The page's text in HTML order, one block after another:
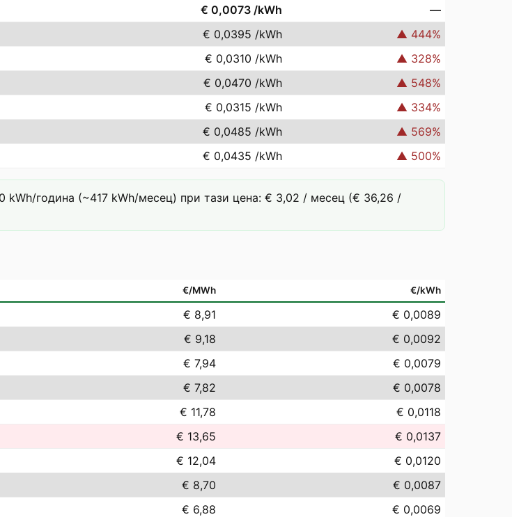
€ 0,0073 /kWh
—
€ 0,0395 /kWh ▲ 444%
€ 0,0310 /kWh ▲ 328%
€ 0,0470 /kWh ▲ 548%
€ 0,0315 /kWh ▲ 334%
€ 0,0485 /kWh ▲ 569%
€ 0,0435 /kWh ▲ 500%
kWh/година (~417 kWh/месец) при тази цена: € 3,02 / месец (€ 36,26 /
€/MWh €/kWh
€ 8,91
€ 0,0089
€ 9,18
€ 0,0092
€ 7,94
€ 0,0079
€ 7,82
€ 0,0078
€ 11,78
€ 0,0118
€ 13,65
€ 0,0137
€ 12,04
€ 0,0120
€ 8,70
€ 0,0087
€ 6,88
€ 0,0069